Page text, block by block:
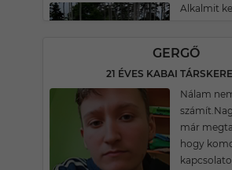
Alkalmit
GERGŐ
21 ÉVES KABAI
Nálam
már
hogy